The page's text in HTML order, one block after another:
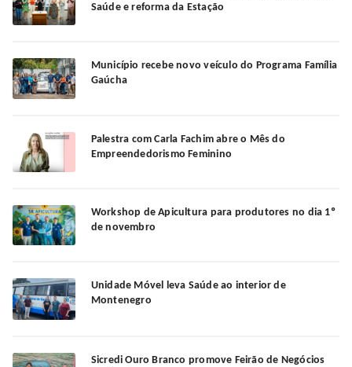
Saúde e reforma da Estação
Município recebe novo veículo do Programa Família
Gaúcha
Palestra com Carla Fachim abre o Mês do
Empreendedorismo Feminino
Workshop de Apicultura para produtores no dia 1º
de novembro
Unidade Móvel leva Saúde ao interior de
Montenegro
Sicredi Ouro Branco promove Feirão de Negócios